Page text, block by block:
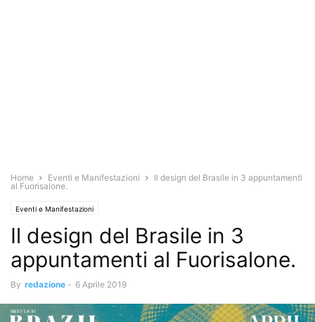
Home Eventi e Manifestazioni
Il design del Brasile in 3 appuntamenti
al Fuorisalone.
Eventi e Manifestazioni
Il design del Brasile in 3
appuntamenti al Fuorisalone.
By redazione - 6 Aprile 2019